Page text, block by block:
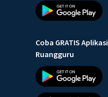
Coba GRATIS Aplikasi
Ruangguru